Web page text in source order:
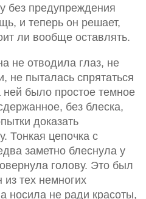
без предупреждения
и теперь он решает,
ли вообще оставлять.
не отводила глаз, не
не пыталась спрятаться
было простое темное
без блеска,
доказать
Тонкая цепочка с
заметно блеснула у
голову. Это был
тех немногих
носила не ради красоты,